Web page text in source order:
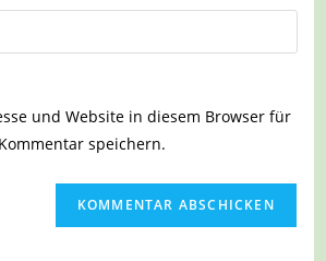
und Website in diesem Browser für
speichern.